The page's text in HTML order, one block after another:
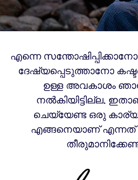
എന്നെ സന്തോഷിപ്പിക്കാനോ
ദേഷ്യപ്പെടുത്താനോ
ഉള്ള അവകാശം
നൽകിയിട്ടില്ല.
ചെയ്യേണ്ട ഒരു
എങ്ങനെയാണ് എന്നത്